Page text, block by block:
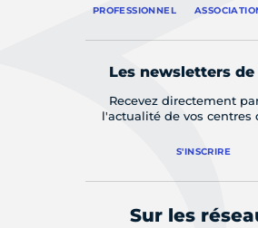
PROFESSIONNEL
Les newsletters de
Recevez directement
l'actualité de vos centres
S'INSCRIRE
Sur les